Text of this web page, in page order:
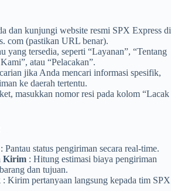
dan kunjungi website resmi SPX Express di
com (pastikan URL benar).
yang tersedia, seperti “Layanan”, “Tentang
atau “Pelacakan”.
jika Anda mencari informasi spesifik,
ke daerah tertentu.
masukkan nomor resi pada kolom “Lacak
: Pantau status pengiriman secara real-time.
Kirim : Hitung estimasi biaya pengiriman
dan tujuan.
: Kirim pertanyaan langsung kepada tim SPX